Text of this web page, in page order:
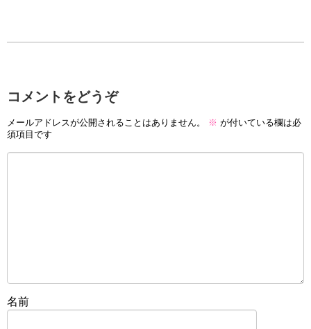
コメントをどうぞ
メールアドレスが公開されることはありません。 ※ が付いている欄は必
須項目です
名前